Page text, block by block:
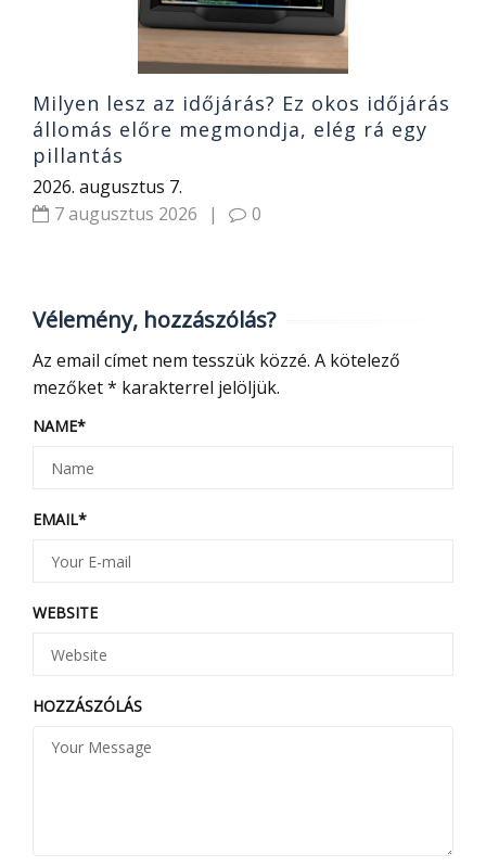
Milyen lesz az időjárás? Ez okos időjárás
állomás előre megmondja, elég rá egy
pillantás
2026. augusztus 7.
7 augusztus 2026
| 0
Vélemény, hozzászólás?
Az email címet nem tesszük közzé. A kötelező
mezőket* karakterrel jelöljük.
NAME*
EMAIL*
WEBSITE
HOZZÁSZÓLÁS